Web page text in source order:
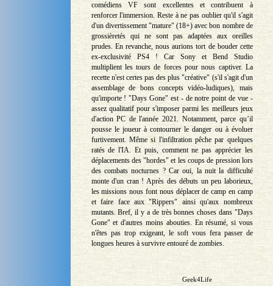
comédiens VF sont excellentes et contribuent à
renforcer l'immersion. Reste à ne pas oublier qu'il s'agit
d'un divertissement "mature" (18+) avec bon nombre de
grossièretés qui ne sont pas adaptées aux oreilles
prudes. En revanche, nous aurions tort de bouder cette
ex-exclusivité PS4 ! Car Sony et Bend Studio
multiplient les tours de forces pour nous captiver. La
recette n'est certes pas des plus "créative" (s'il s'agit d'un
assemblage de bons concepts vidéo-ludiques), mais
qu'importe ! "Days Gone" est - de notre point de vue -
assez qualitatif pour s'imposer parmi les meilleurs jeux
d'action PC de l'année 2021. Notamment, parce qu’il
pousse le joueur à contourner le danger ou à évoluer
furtivement. Même si l'infiltration pêche par quelques
ratés de l'IA. Et puis, comment ne pas apprécier les
déplacements des "hordes" et les coups de pression lors
des combats nocturnes ? Car oui, la nuit la difficulté
monte d'un cran ! Après des débuts un peu laborieux,
les missions nous font nous déplacer de camp en camp
et faire face aux "Rippers" ainsi qu'aux nombreux
mutants. Bref, il y a de très bonnes choses dans "Days
Gone" et d'autres moins abouties. En résumé, si vous
n'êtes pas trop exigeant, le soft vous fera passer de
longues heures à survivre entouré de zombies.
Geek4Life